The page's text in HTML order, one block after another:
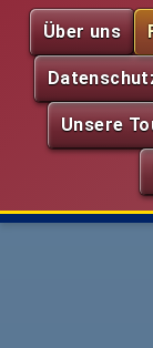
Über uns
Unsere